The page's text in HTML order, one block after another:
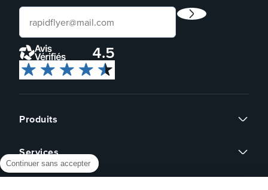
4.5
Produits
Cartes de visite
Affiches
Brochures
Services
Devis sur mesure
Continuer sans accepter